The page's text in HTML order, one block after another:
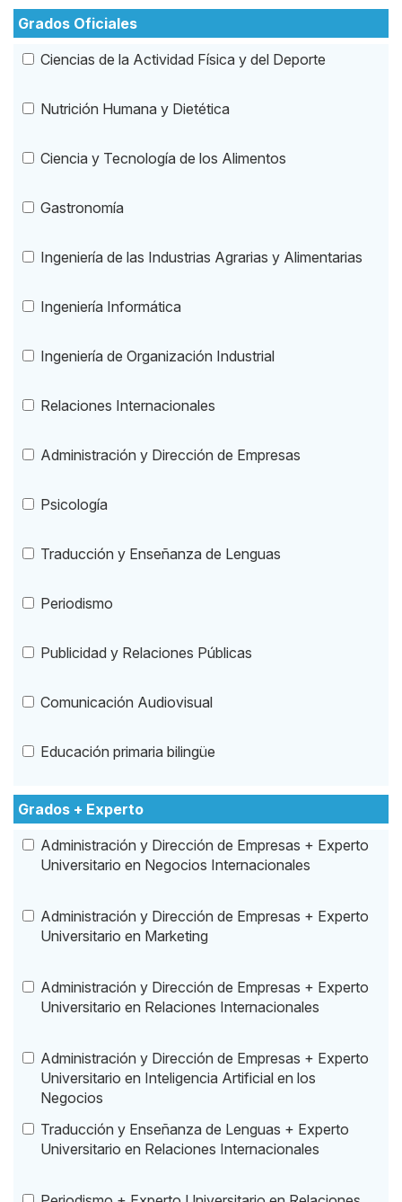
Grados Oficiales
Ciencias de la Actividad Física y del Deporte
Nutrición Humana y Dietética
Ciencia y Tecnología de los Alimentos
Gastronomía
Ingeniería de las Industrias Agrarias y Alimentarias
Ingeniería Informática
Ingeniería de Organización Industrial
Relaciones Internacionales
Administración y Dirección de Empresas
Psicología
Traducción y Enseñanza de Lenguas
Periodismo
Publicidad y Relaciones Públicas
Comunicación Audiovisual
Educación primaria bilingüe
Grados + Experto
Administración y Dirección de Empresas + Experto
Universitario en Negocios Internacionales
Administración y Dirección de Empresas + Experto
Universitario en Marketing
Administración y Dirección de Empresas + Experto
Universitario en Relaciones Internacionales
Administración y Dirección de Empresas + Experto
Universitario en Inteligencia Artificial en los
Negocios
Traducción y Enseñanza de Lenguas + Experto
Universitario en Relaciones Internacionales